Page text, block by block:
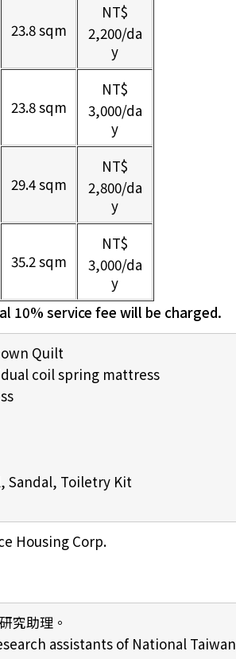
23.8 sqm
NT$
2,200/da
y
23.8 sqm
NT$
3,000/da
y
29.4 sqm
NT$
2,800/da
y
35.2 sqm
NT$
3,000/da
y
10% service fee will be charged.
Quilt
coil spring mattress
Sandal, Toiletry Kit
Housing Corp.
究助理。
assistants of National Taiwan